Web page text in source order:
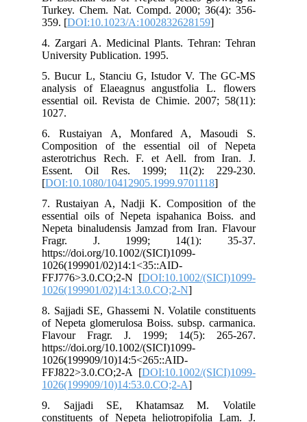
Turkey. Chem. Nat. Compd. 2000; 36(4): 356-
359. [DOI:10.1023/A:1002832628159
4. Zargari A. Medicinal Plants. Tehran: Tehran
University Publication. 1995.
5. Bucur L, Stanciu G, Istudor V. The GC-MS
analysis of Elaeagnus angustfolia L. flowers
essential oil. Revista de Chimie. 2007; 58(11):
1027.
6. Rustaiyan A, Monfared A, Masoudi S.
Composition of the essential oil of Nepeta
asterotrichus Rech. F. et Aell. from Iran. J.
Essent. Oil Res. 1999; 11(2): 229-230.
[DOI:10.1080/10412905.1999.9701118
7. Rustaiyan A, Nadji K. Composition of the
essential oils of Nepeta ispahanica Boiss. and
Nepeta binaludensis Jamzad from Iran. Flavour
Fragr. J. 1999; 14(1): 35-37.
https://doi.org/10.1002/(SICI)1099-
1026(199901/02)14:1<35::AID-
FFJ776>3.0.CO;2-N [DOI:10.1002/(SICI)1099-
1026(199901/02)14:13.0.CO;2-N
8. Sajjadi SE, Ghassemi N. Volatile constituents
of Nepeta glomerulosa Boiss. subsp. carmanica.
Flavour Fragr. J. 1999; 14(5): 265-267.
https://doi.org/10.1002/(SICI)1099-
1026(199909/10)14:5<265::AID-
FFJ822>3.0.CO;2-A [DOI:10.1002/(SICI)1099-
1026(199909/10)14:53.0.CO;2-A
9. Sajjadi SE, Khatamsaz M. Volatile
constituents of Nepeta heliotropifolia Lam. J.